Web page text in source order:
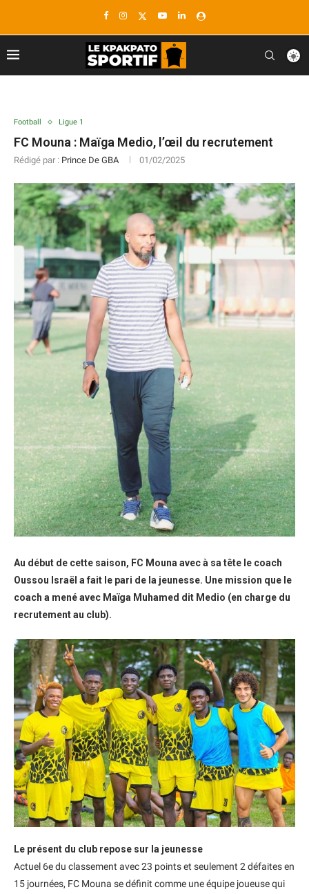
Football Ligue 1
FC Mouna : Maïga Medio, l’œil du recrutement
Rédigé par : Prince De GBA 01/02/2025
Au début de cette saison, FC Mouna avec à sa tête le coach
Oussou Israël a fait le pari de la jeunesse. Une mission que le
coach a mené avec Maïga Muhamed dit Medio (en charge du
recrutement au club).
Le présent du club repose sur la jeunesse
Actuel 6e du classement avec 23 points et seulement 2 défaites en
15 journées, FC Mouna se définit comme une équipe joueuse qui